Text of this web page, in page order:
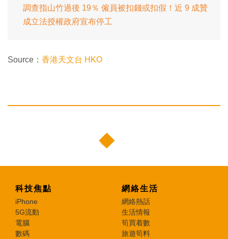
調查指山竹過後 19％ 僱員被扣錢或扣假！近 9 成贊
成立法授權政府宣布停工
Source： 香港天文台 HKO
科技焦點
iPhone
5G流動
電腦
數碼
網絡生活
網絡熱話
生活情報
筍買着數
旅遊筍料